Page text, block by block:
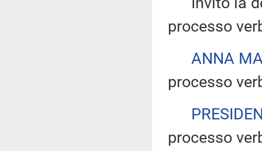
processo
ANNA
processo
processo